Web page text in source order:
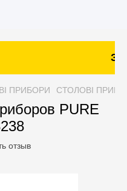
ПРИБОРИ СТОЛОВІ
PURE
отзыв